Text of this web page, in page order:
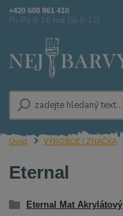
+420 608 861 410
Po-Pá 8-16 hod (So 8-12)
Úvod VÝROBCE | ZNAČKA
Eternal
Eternal Mat Akrylátový